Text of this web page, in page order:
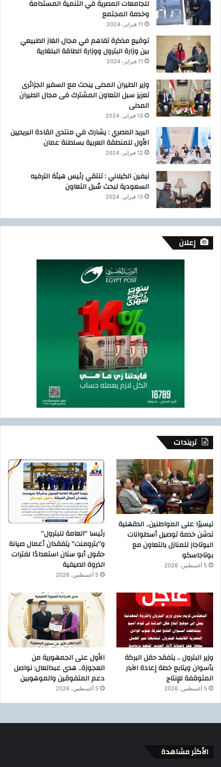
للجامعات المصرية في التنمية المستدامة
وخدمة المجتمع
11 فبراير، 2024
توقيع مذكرة تفاهم في مجال الغاز الطبيعي
بين وزارة البترول ووزارة الطاقة البلغارية
11 فبراير، 2024
وزير الطيران المدنى يبحث مع السفير الجزائرى
تعزيز سبل التعاون المشترك فى مجال الطيران
المدنى
13 فبراير، 2024
البريد المصري : يشارك في منتدى القادة البريديين
الأول للمنطقة العربية بسلطنة عمان
12 فبراير، 2024
نيفين الكيلاني : تلتقي رئيس هيئة الترفيه
السعودية لبحث سُبل التعاون
13 فبراير، 2024
إعلان
تريندات
تيسيرًا على المواطنين.. الدقهلية
تدشن خدمة توصيل أسطوانات
البوتاجاز للمنازل بالتعاون مع
بوتاجاسكو
5 أغسطس، 2026
رئيسا “العامة للبترول”
و”بترومنت” يتفقدان أعمال صيانة
حقول أبو سنان استعدادًا لفترات
الذروة الصيفية
5 أغسطس، 2026
وزير البترول .. يتفقد حقل البركة
بأسوان ويتابع خطة إعادة الآبار
المتوقفة للإنتاج
5 أغسطس، 2026
الأول على الجمهورية من
العجوزة.. هدى عبدالعال: نواصل
دعم المتفوقين والموهوبين
5 أغسطس، 2026
الأكثر مشاهدة